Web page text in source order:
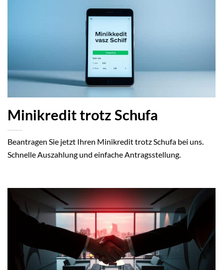
Minikredit trotz Schufa
Beantragen Sie jetzt Ihren Minikredit trotz Schufa bei uns.
Schnelle Auszahlung und einfache Antragsstellung.